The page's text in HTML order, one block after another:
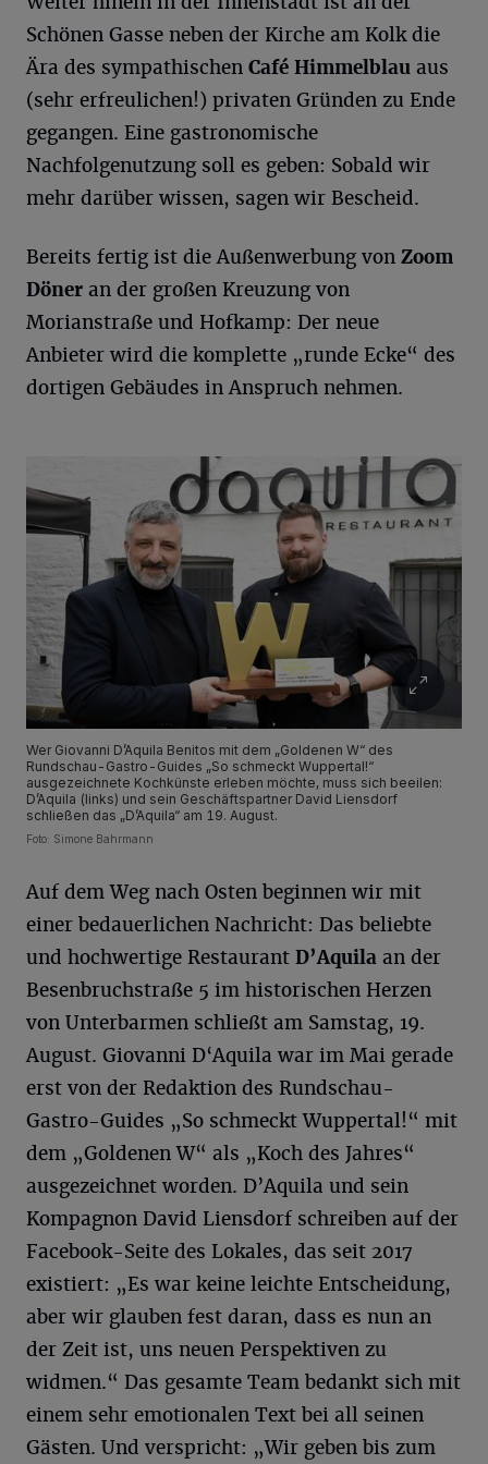
Schönen Gasse neben der Kirche am Kolk die
Ära des sympathischen Café Himmelblau aus
(sehr erfreulichen!) privaten Gründen zu Ende
gegangen. Eine gastronomische
Nachfolgenutzung soll es geben: Sobald wir
mehr darüber wissen, sagen wir Bescheid.
Bereits fertig ist die Außenwerbung von Zoom
Döner an der großen Kreuzung von
Morianstraße und Hofkamp: Der neue
Anbieter wird die komplette „runde Ecke“ des
dortigen Gebäudes in Anspruch nehmen.
Wer Giovanni D’Aquila Benitos mit dem „Goldenen W“ des
Rundschau-Gastro-Guides „So schmeckt Wuppertal!“
ausgezeichnete Kochkünste erleben möchte, muss sich beeilen:
D’Aquila (links) und sein Geschäftspartner David Liensdorf
schließen das „D’Aquila“ am 19. August.
Foto: Simone Bahrmann
Auf dem Weg nach Osten beginnen wir mit
einer bedauerlichen Nachricht: Das beliebte
und hochwertige Restaurant D’Aquila an der
Besenbruchstraße 5 im historischen Herzen
von Unterbarmen schließt am Samstag, 19.
August. Giovanni D‘Aquila war im Mai gerade
erst von der Redaktion des Rundschau-
Gastro-Guides „So schmeckt Wuppertal!“ mit
dem „Goldenen W“ als „Koch des Jahres“
ausgezeichnet worden. D’Aquila und sein
Kompagnon David Liensdorf schreiben auf der
Facebook-Seite des Lokales, das seit 2017
existiert: „Es war keine leichte Entscheidung,
aber wir glauben fest daran, dass es nun an
der Zeit ist, uns neuen Perspektiven zu
widmen.“ Das gesamte Team bedankt sich mit
einem sehr emotionalen Text bei all seinen
Gästen. Und verspricht: „Wir geben bis zum